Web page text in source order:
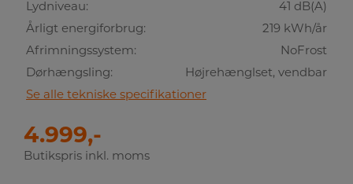
Lydniveau:
41 dB(A)
Årligt energiforbrug:
219 kWh/år
Afrimningssystem:
NoFrost
Dørhængsling:
Højrehænglset, vendbar
Se alle tekniske specifikationer
4.999,-
Butikspris inkl. moms